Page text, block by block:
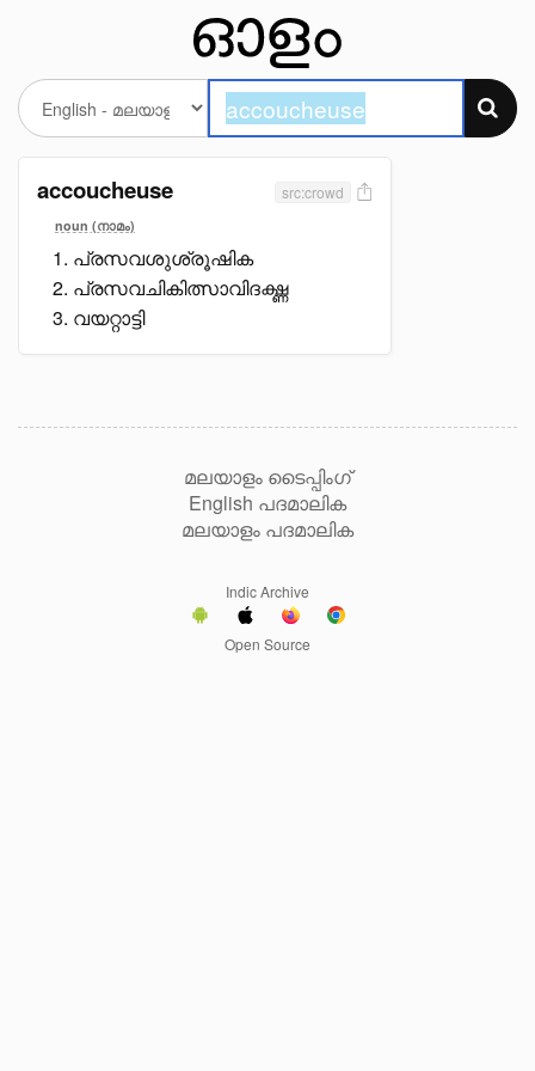
accoucheuse src:crowd
noun (നാമം)
പ്രസവശുശ്രൂഷിക
പ്രസവചികിത്സാവിദഗ്ദ്ധ
വയറ്റാട്ടി
മലയാളം ടൈപ്പിംഗ്
English പദമാലിക
മലയാളം പദമാലിക
Indic Archive
Open Source